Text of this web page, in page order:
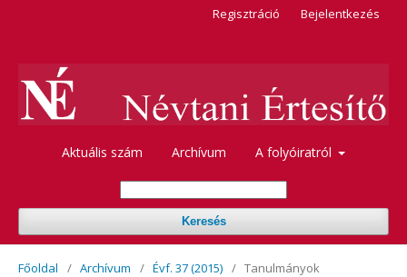
Aktuális szám Archívum A folyóiratról
Keresés
Regisztráció Bejelentkezés
Főoldal / Archívum / Évf. 37 (2015) / Tanulmányok